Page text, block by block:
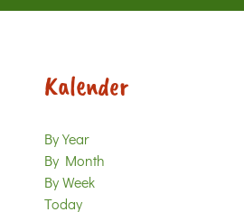
Kalender
By Year
By Month
By Week
Today